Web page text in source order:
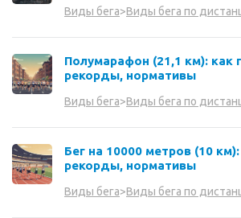
Виды бега>Виды бега по
Полумарафон (21,1 км): как
рекорды, нормативы
Виды бега>Виды бега по
Бег на 10000 метров (10
рекорды, нормативы
Виды бега>Виды бега по